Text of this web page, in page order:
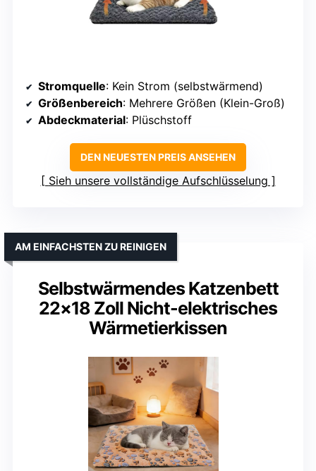
Stromquelle: Kein Strom (selbstwärmend)
Größenbereich: Mehrere Größen (Klein-Groß)
Abdeckmaterial: Plüschstoff
DEN NEUESTEN PREIS ANSEHEN
Sieh unsere vollständige Aufschlüsselung
Selbstwärmendes Katzenbett
22×18 Zoll Nicht-elektrisches
Wärmetierkissen
AM EINFACHSTEN ZU REINIGEN